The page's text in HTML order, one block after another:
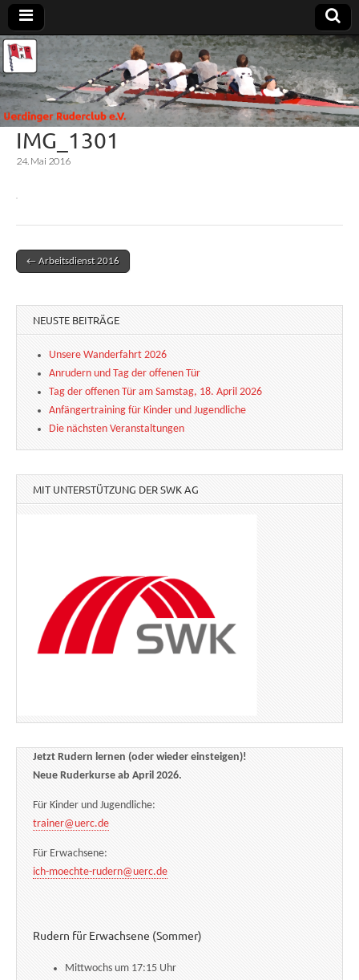
Uerdinger
Ruderclub
e.V.
Rudern in
Krefeld-
Uerdingen
IMG_1301
24. Mai 2016
Post navigation
← Arbeitsdienst 2016
NEUSTE BEITRÄGE
Unsere Wanderfahrt 2026
Anrudern und Tag der offenen Tür
Tag der offenen Tür am Samstag, 18. April 2026
Anfängertraining für Kinder und Jugendliche
Die nächsten Veranstaltungen
MIT UNTERSTÜTZUNG DER SWK AG
Jetzt Rudern lernen (oder wieder einsteigen)!
Neue Ruderkurse ab April 2026.
Für Kinder und Jugendliche:
trainer@uerc.de
Für Erwachsene:
ich-moechte-rudern@uerc.de
Rudern für Erwachsene (Sommer)
Mittwochs um 17:15 Uhr